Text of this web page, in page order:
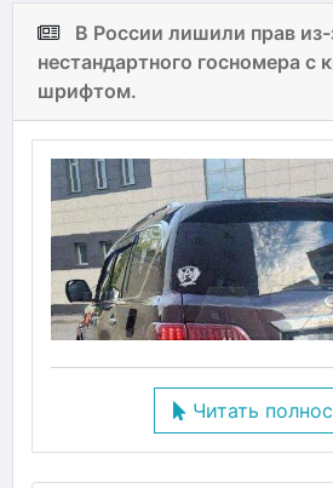
В России лишили прав из-
нестандартного госномера с
шрифтом.
Читать